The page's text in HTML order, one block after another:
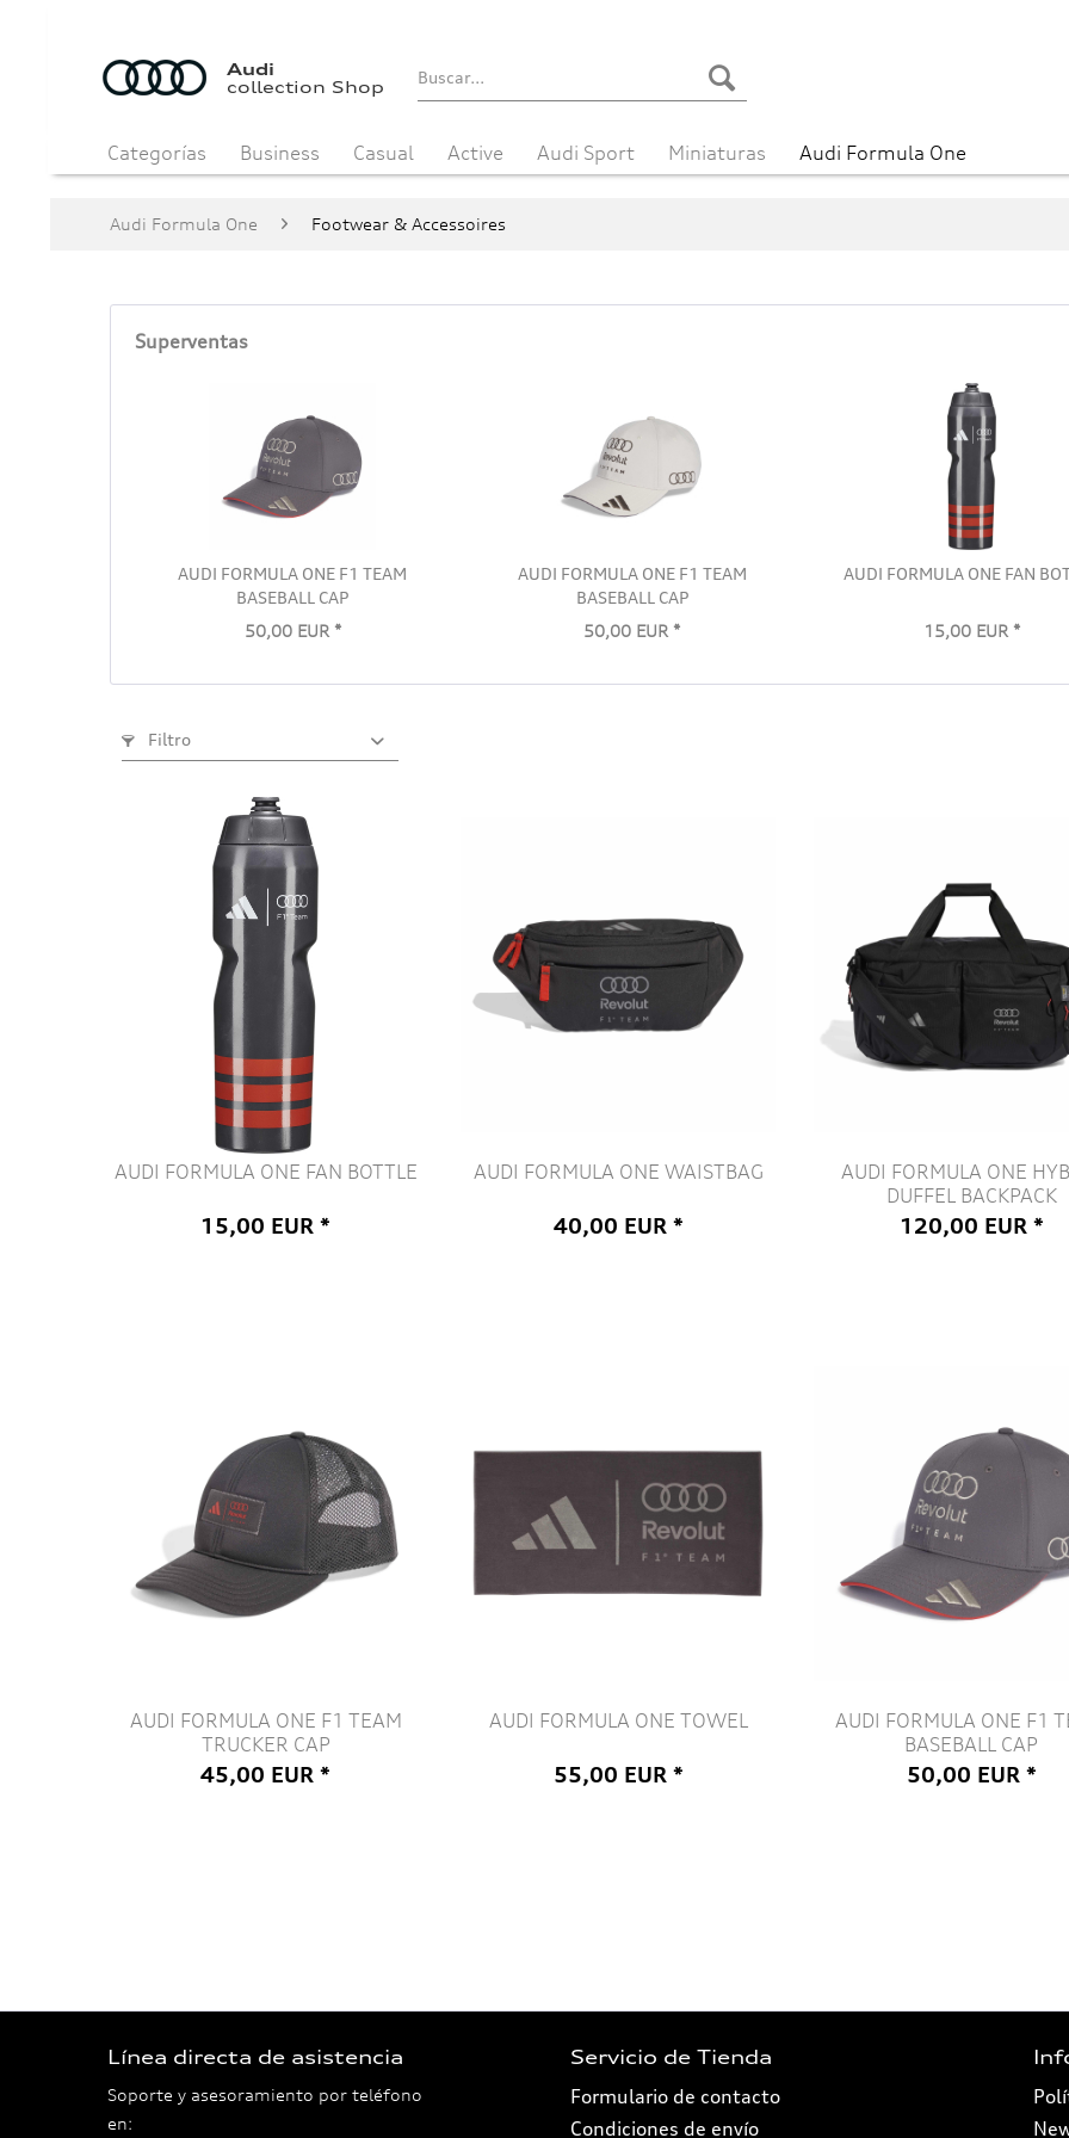
Audi
collection Shop
Categorías Business Casual Active Audi Sport Miniaturas Audi Formula One
Audi Formula One Footwear & Accessoires
Superventas
AUDI FORMULA ONE F1 TEAM
BASEBALL CAP
50,00 EUR *
AUDI FORMULA ONE F1 TEAM
BASEBALL CAP
50,00 EUR *
AUDI FORMULA ONE FAN
15,00 EUR *
Filtro
AUDI FORMULA ONE FAN BOTTLE
15,00 EUR *
AUDI FORMULA ONE WAISTBAG
40,00 EUR *
AUDI FORMULA ONE
DUFFEL BACKPACK
120,00 EUR *
AUDI FORMULA ONE F1 TEAM
TRUCKER CAP
45,00 EUR *
AUDI FORMULA ONE TOWEL
55,00 EUR *
AUDI FORMULA ONE F1
BASEBALL CAP
50,00 EUR *
Línea directa de asistencia
Soporte y asesoramiento por teléfono
en:
Servicio de Tienda
Formulario de contacto
Condiciones de envío